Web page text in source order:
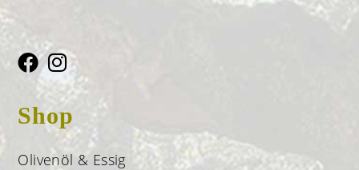
Shop
Olivenöl & Essig